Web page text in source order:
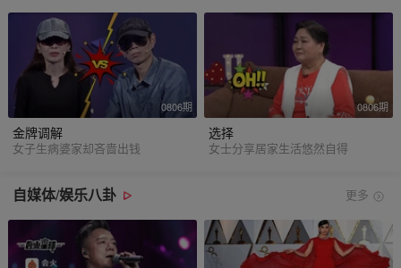
0806期
金牌调解
女子生病婆家却吝啬出钱
0806期
选择
女士分享居家生活悠然自得
自媒体/娱乐八卦 更多